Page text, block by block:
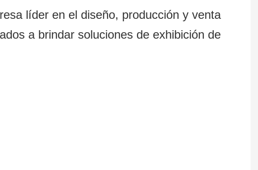
líder en el diseño, producción y venta
a brindar soluciones de exhibición de